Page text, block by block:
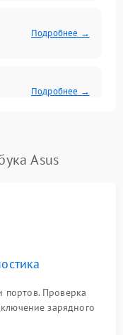
Подробнее →
Подробнее →
Подробнее →
Asus
портов. Проверка
зарядного
тока с помощью